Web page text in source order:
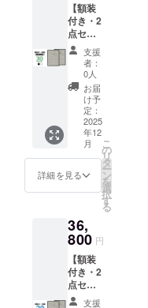
があり
ます
追加が
別途必
要とな
ります)
※ご注文
状況、
使用部
材の供
給状
況、製
造工程
上の都
合等に
荷時期
が遅れ
があり
ます
のみと
なりま
す ※お
届け日
は「お
届け予
定」月
の月末
です ※
送料込
の価格
です ※
島へは
別途中
す(注文
確認後
に料金
をご案
内しま
す-額な
しの場
生産：
日本 ※
額装し
てお届
けいた
します
※ ポス
ターを
丸めて
収納す
るハー
ドケー
属いた
しませ
のみと
なりま
す ※お
届け日
は「お
届け予
定」月
2（黒2
点 or 白
2点）
ポス
ター仕
様 ・サ
イズ：
B2(515
x728m
m) ・用
紙：印
刷用特
殊紙
195gs
ト印刷
・生
産：日
本 額仕
様 ・寸
法：735
x 19 x
00(税
込) 額装
は
「黒」
「白」
を選べ
ます
（セッ
トの2点
は同じ
色にな
りま
す） 内
ポス
ター」
x 2 ・額
装（黒2
点 or 白
2点）
ポス
【額装
付き・2
点セッ
ト】 先
着20名
様限
定！ 一
般販売
予定価
￥23,00
0(税込)
x
2=￥46,
000(税
込)のと
→
30%OF
F￥32,2
00(税
込) 額装
は
「黒」
支援
者：
0人
お届
け予
定：
2025
年12
月
詳細を見る
こ
の
リ
タ
ー
ン
を
選
択
す
る
36,
800 円
【額装
付き・2
点セッ
ト】 一
支援